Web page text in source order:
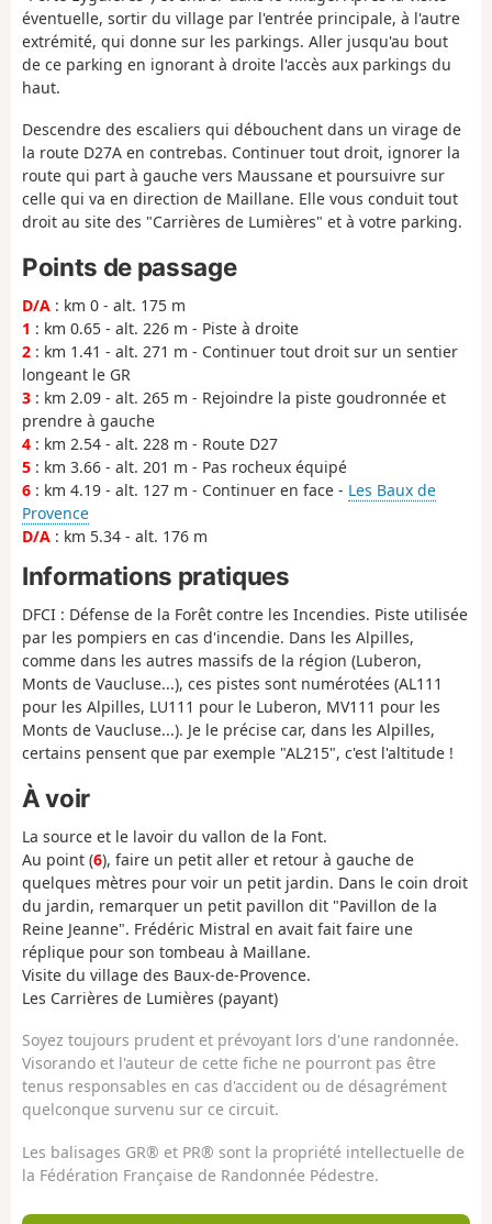
éventuelle, sortir du village par l'entrée principale, à l'autre
extrémité, qui donne sur les parkings. Aller jusqu'au bout
de ce parking en ignorant à droite l'accès aux parkings du
haut.
Descendre des escaliers qui débouchent dans un virage de
la route D27A en contrebas. Continuer tout droit, ignorer la
route qui part à gauche vers Maussane et poursuivre sur
celle qui va en direction de Maillane. Elle vous conduit tout
droit au site des "Carrières de Lumières" et à votre parking.
Points de passage
D/A : km 0 - alt. 175 m
1 : km 0.65 - alt. 226 m - Piste à droite
2 : km 1.41 - alt. 271 m - Continuer tout droit sur un sentier
longeant le GR
3 : km 2.09 - alt. 265 m - Rejoindre la piste goudronnée et
prendre à gauche
4 : km 2.54 - alt. 228 m - Route D27
5 : km 3.66 - alt. 201 m - Pas rocheux équipé
6 : km 4.19 - alt. 127 m - Continuer en face - Les Baux de
Provence
D/A : km 5.34 - alt. 176 m
Informations pratiques
DFCI : Défense de la Forêt contre les Incendies. Piste utilisée
par les pompiers en cas d'incendie. Dans les Alpilles,
comme dans les autres massifs de la région (Luberon,
Monts de Vaucluse...), ces pistes sont numérotées (AL111
pour les Alpilles, LU111 pour le Luberon, MV111 pour les
Monts de Vaucluse...). Je le précise car, dans les Alpilles,
certains pensent que par exemple "AL215", c'est l'altitude !
À voir
La source et le lavoir du vallon de la Font.
Au point (6), faire un petit aller et retour à gauche de
quelques mètres pour voir un petit jardin. Dans le coin droit
du jardin, remarquer un petit pavillon dit "Pavillon de la
Reine Jeanne". Frédéric Mistral en avait fait faire une
réplique pour son tombeau à Maillane.
Visite du village des Baux-de-Provence.
Les Carrières de Lumières (payant)
Soyez toujours prudent et prévoyant lors d'une randonnée.
Visorando et l'auteur de cette fiche ne pourront pas être
tenus responsables en cas d'accident ou de désagrément
quelconque survenu sur ce circuit.
Les balisages GR® et PR® sont la propriété intellectuelle de
la Fédération Française de Randonnée Pédestre.